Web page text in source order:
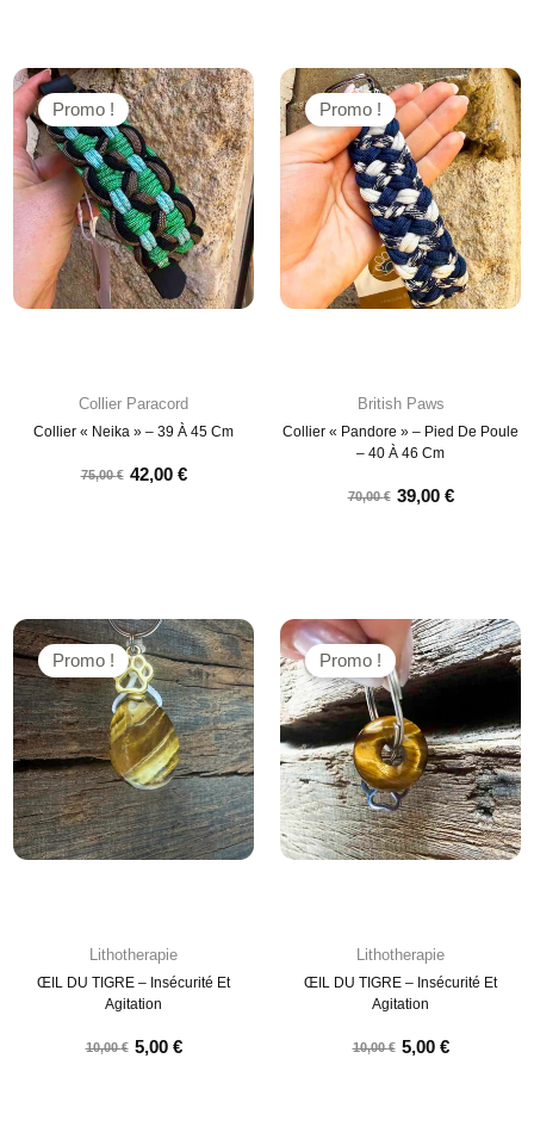
Collier Paracord
Collier « Neika » – 39 À 45 Cm
75,00€ 42,00 €
Promo !
British Paws
Collier « Pandore » – Pied De Poule
– 40 À 46 Cm
70,00€ 39,00 €
Promo !
Lithotherapie
ŒIL DU TIGRE – Insécurité Et
Agitation
10,00€ 5,00 €
Promo !
Lithotherapie
ŒIL DU TIGRE – Insécurité Et
Agitation
10,00€ 5,00 €
Promo !